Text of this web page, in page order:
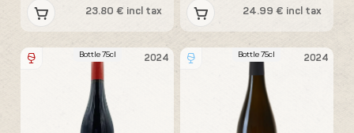
23.80 € incl tax
24.99 € incl tax
2024
Bottle 75cl 2024
Bottle 75cl